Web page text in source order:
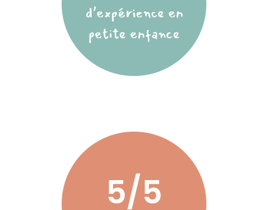
d’expérience en
petite enfance
5/5